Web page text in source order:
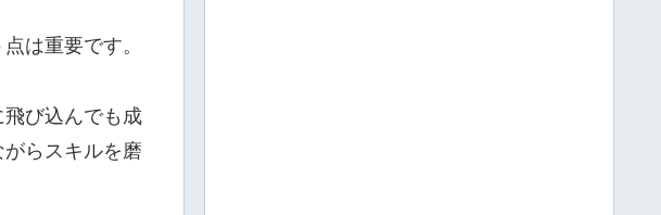
は重要です。
び込んでも成
らスキルを磨